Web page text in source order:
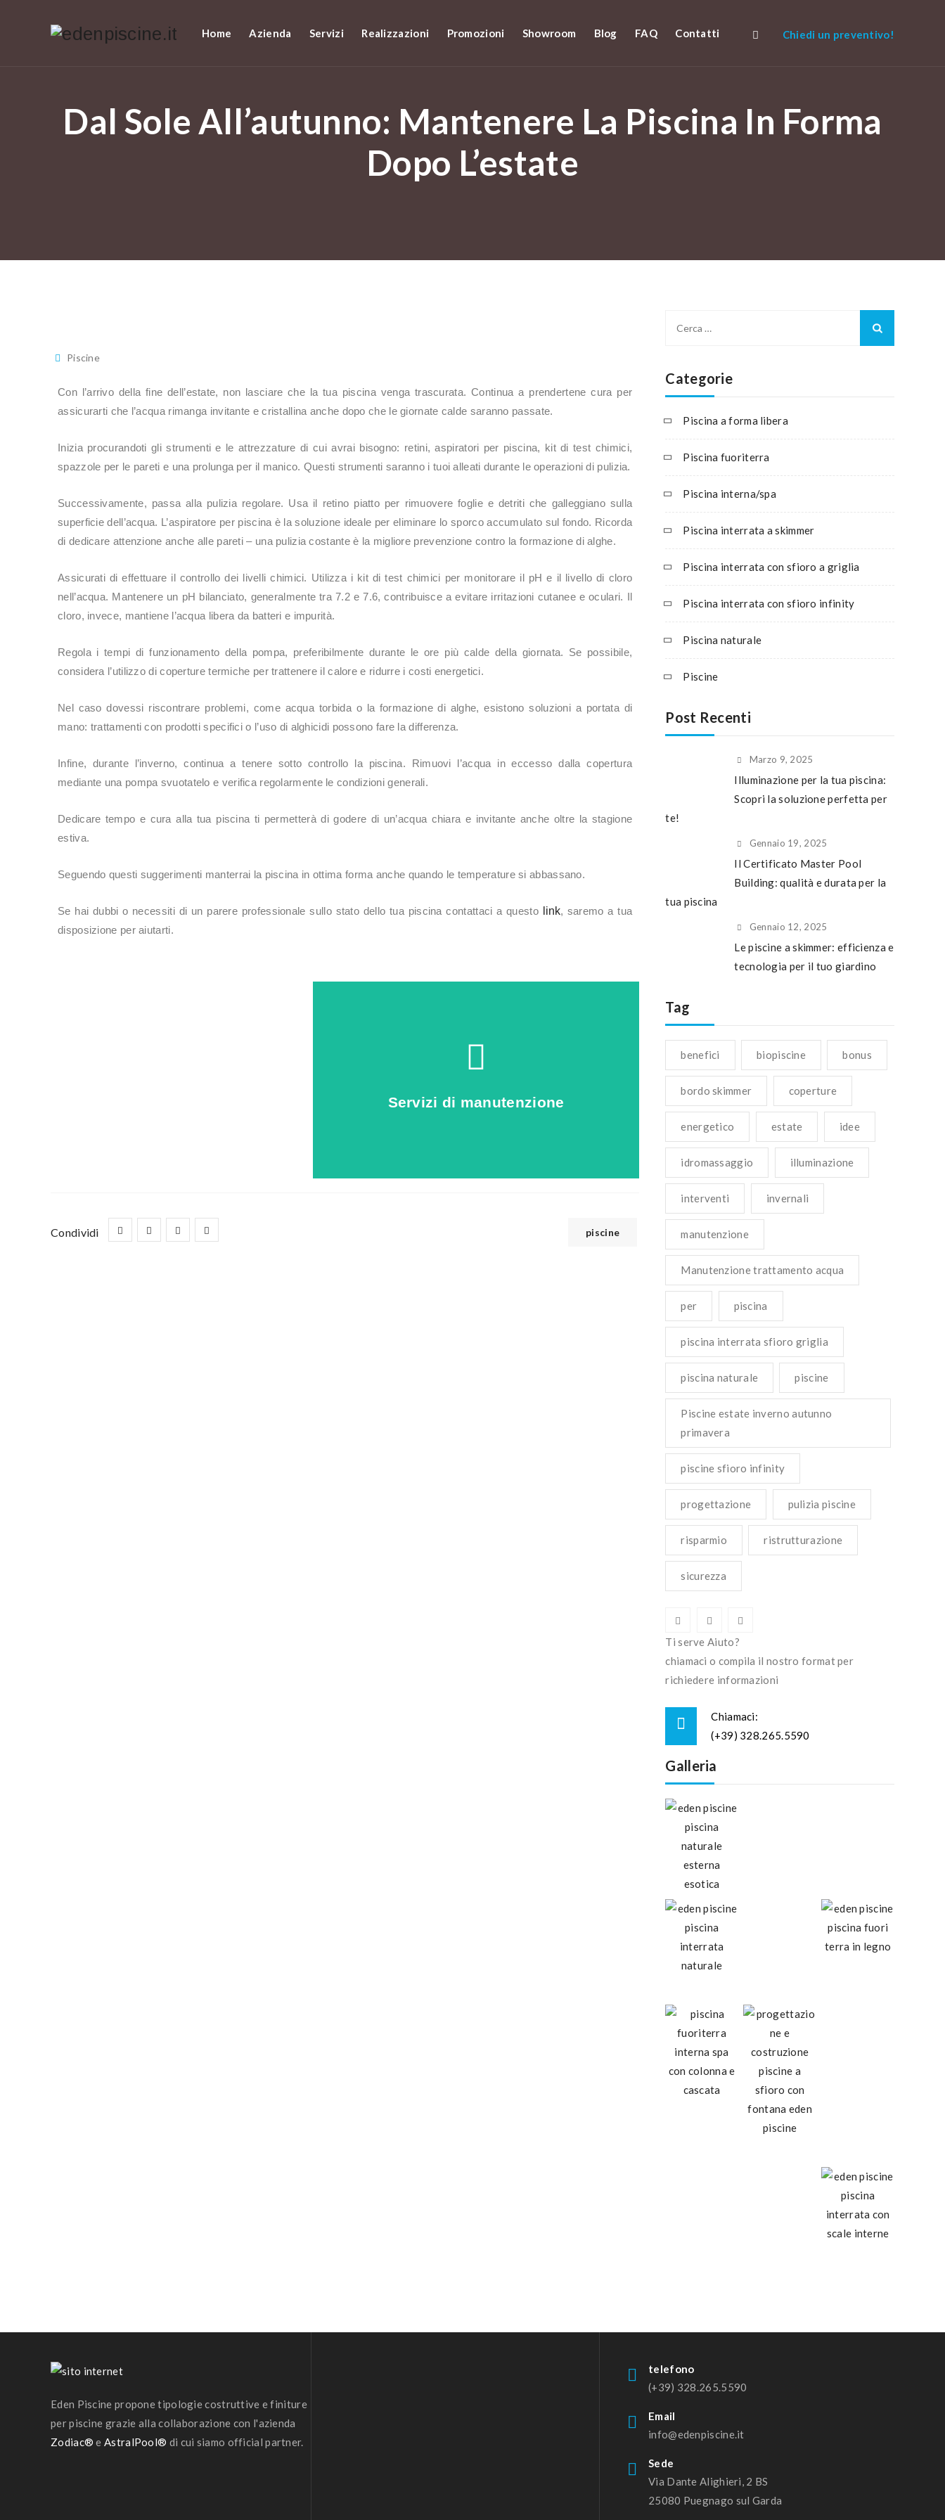
Chiedi un preventivo!
Home Azienda Servizi Realizzazioni Promozioni Showroom Blog FAQ Contatti
Dal Sole All’autunno: Mantenere La Piscina In Forma
Dopo L’estate
Piscine
Con l’arrivo della fine dell’estate, non lasciare che la tua piscina venga trascurata. Continua a prendertene cura per
assicurarti che l’acqua rimanga invitante e cristallina anche dopo che le giornate calde saranno passate.
Inizia procurandoti gli strumenti e le attrezzature di cui avrai bisogno: retini, aspiratori per piscina, kit di test chimici,
spazzole per le pareti e una prolunga per il manico. Questi strumenti saranno i tuoi alleati durante le operazioni di pulizia.
Successivamente, passa alla pulizia regolare. Usa il retino piatto per rimuovere foglie e detriti che galleggiano sulla
superficie dell’acqua. L’aspiratore per piscina è la soluzione ideale per eliminare lo sporco accumulato sul fondo. Ricorda
di dedicare attenzione anche alle pareti – una pulizia costante è la migliore prevenzione contro la formazione di alghe.
Assicurati di effettuare il controllo dei livelli chimici. Utilizza i kit di test chimici per monitorare il pH e il livello di cloro
nell’acqua. Mantenere un pH bilanciato, generalmente tra 7.2 e 7.6, contribuisce a evitare irritazioni cutanee e oculari. Il
cloro, invece, mantiene l’acqua libera da batteri e impurità.
Regola i tempi di funzionamento della pompa, preferibilmente durante le ore più calde della giornata. Se possibile,
considera l’utilizzo di coperture termiche per trattenere il calore e ridurre i costi energetici.
Nel caso dovessi riscontrare problemi, come acqua torbida o la formazione di alghe, esistono soluzioni a portata di
mano: trattamenti con prodotti specifici o l’uso di alghicidi possono fare la differenza.
Infine, durante l’inverno, continua a tenere sotto controllo la piscina. Rimuovi l’acqua in eccesso dalla copertura
mediante una pompa svuotatelo e verifica regolarmente le condizioni generali.
Dedicare tempo e cura alla tua piscina ti permetterà di godere di un’acqua chiara e invitante anche oltre la stagione
estiva.
Seguendo questi suggerimenti manterrai la piscina in ottima forma anche quando le temperature si abbassano.
Se hai dubbi o necessiti di un parere professionale sullo stato dello tua piscina contattaci a questo link, saremo a tua
disposizione per aiutarti.
Servizi di manutenzione
scopri come proteggere la tua
Condividi piscine
Categorie
Piscina a forma libera
Piscina fuoriterra
Piscina interna/spa
Piscina interrata a skimmer
Piscina interrata con sfioro a griglia
Piscina interrata con sfioro infinity
Piscina naturale
Piscine
Post Recenti
Marzo 9, 2025
Illuminazione per la tua piscina:
Scopri la soluzione perfetta per
te!
Gennaio 19, 2025
Il Certificato Master Pool
Building: qualità e durata per la
tua piscina
Gennaio 12, 2025
Le piscine a skimmer: efficienza e
tecnologia per il tuo giardino
Tag
benefici biopiscine bonus
bordo skimmer coperture
energetico estate idee
idromassaggio illuminazione
interventi invernali
manutenzione
Manutenzione trattamento acqua
per piscina
piscina interrata sfioro griglia
piscina naturale piscine
Piscine estate inverno autunno
primavera
piscine sfioro infinity
progettazione pulizia piscine
risparmio ristrutturazione
sicurezza
Ti serve Aiuto?
chiamaci o compila il nostro format per
richiedere informazioni
Chiamaci:
(+39) 328.265.5590
Galleria
Eden Piscine propone tipologie costruttive e finiture
per piscine grazie alla collaborazione con l'azienda
Zodiac® eAstralPool® di cui siamo official partner.
telefono
(+39) 328.265.5590
Email
info@edenpiscine.it
Sede
Via Dante Alighieri, 2 BS
25080 Puegnago sul Garda